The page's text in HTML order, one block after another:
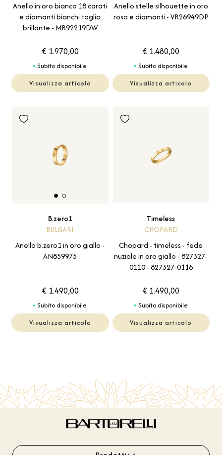
Anello in oro bianco 18 carati
e diamanti bianchi taglio
brillante - MR92219DW
€ 1.970,00
Subito disponibile
Visualizza articolo
Anello stelle silhouette in oro
rosa e diamanti - VR26949DP
€ 1.480,00
Subito disponibile
Visualizza articolo
B.zero1
BULGARI
Anello b.zero1 in oro giallo -
AN859975
€ 1.490,00
Subito disponibile
Visualizza articolo
Timeless
CHOPARD
Chopard - timeless - fede
nuziale in oro giallo - 827327-
0110 - 827327-0116
€ 1.490,00
Subito disponibile
Visualizza articolo